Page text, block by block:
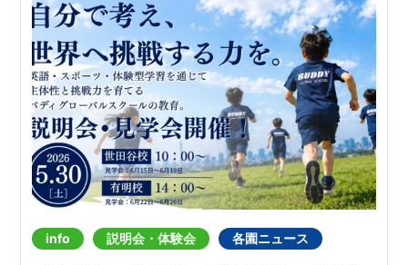
info 説明会・体験会 各園ニュース